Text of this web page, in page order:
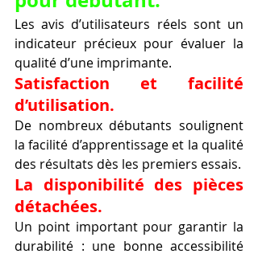
Les avis d’utilisateurs réels sont un
indicateur précieux pour évaluer la
qualité d’une imprimante.
Satisfaction et facilité
d’utilisation.
De nombreux débutants soulignent
la facilité d’apprentissage et la qualité
des résultats dès les premiers essais.
La disponibilité des pièces
détachées.
Un point important pour garantir la
durabilité : une bonne accessibilité